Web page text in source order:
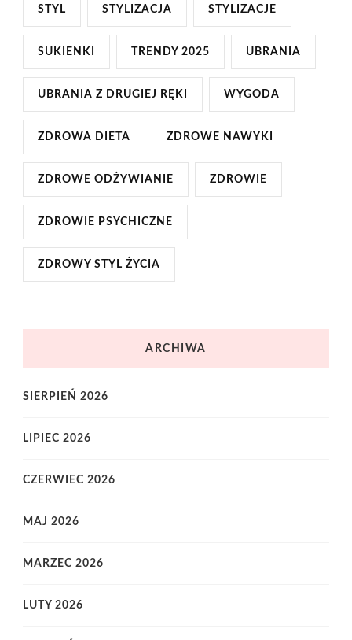
STYL STYLIZACJA STYLIZACJE
SUKIENKI TRENDY 2025 UBRANIA
UBRANIA Z DRUGIEJ RĘKI WYGODA
ZDROWA DIETA ZDROWE NAWYKI
ZDROWE ODŻYWIANIE ZDROWIE
ZDROWIE PSYCHICZNE
ZDROWY STYL ŻYCIA
ARCHIWA
SIERPIEŃ 2026
LIPIEC 2026
CZERWIEC 2026
MAJ 2026
MARZEC 2026
LUTY 2026